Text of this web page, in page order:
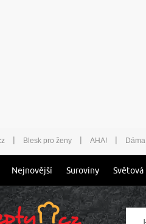
| Blesk pro ženy | AHA! |
Nejnovější Suroviny Světová